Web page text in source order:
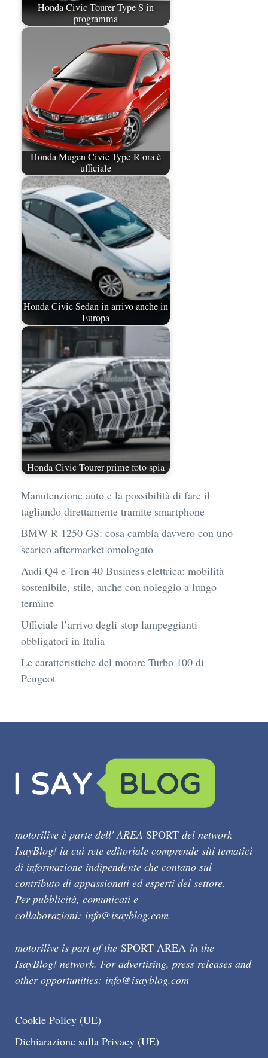
Honda Civic Tourer Type S in
programma
Honda Mugen Civic Type-R ora è
ufficiale
Honda Civic Sedan in arrivo anche in
Europa
Honda Civic Tourer prime foto spia
Manutenzione auto e la possibilità di fare il
tagliando direttamente tramite smartphone
BMW R 1250 GS: cosa cambia davvero con uno
scarico aftermarket omologato
Audi Q4 e-Tron 40 Business elettrica: mobilità
sostenibile, stile, anche con noleggio a lungo
termine
Ufficiale l’arrivo degli stop lampeggianti
obbligatori in Italia
Le caratteristiche del motore Turbo 100 di
Peugeot
motorilive è parte dell' AREA SPORT del network
IsayBlog! la cui rete editoriale comprende siti tematici
di informazione indipendente che contano sul
contributo di appassionati ed esperti del settore.
Per pubblicità, comunicati e
collaborazioni: info@isayblog.com
motorilive is part of the SPORT AREA in the
IsayBlog! network. For advertising, press releases and
other opportunities: info@isayblog.com
Cookie Policy (UE)
Dichiarazione sulla Privacy (UE)